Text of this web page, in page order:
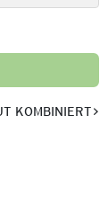
KOMBINIERT